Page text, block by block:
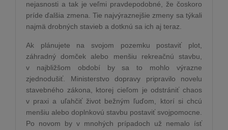
nejasnosti a tak je veľmi pravdepodobné, že čoskoro
príde ďalšia zmena. Tie najvýraznejšie zmeny sa týkali
najmä drobných stavieb a dotknú sa ich aj teraz.
Ak plánujete na svojom pozemku postaviť plot,
záhradný domček alebo menšiu rekreačnú stavbu,
v najbližšom období by sa to mohlo výrazne
zjednodušiť. Ministerstvo dopravy pripravilo novelu
stavebného zákona, ktorej cieľom je odstrániť chaos
v praxi a uľahčiť život bežným ľuďom, ktorí si chcú
menšiu alebo doplnkovú stavbu postaviť svojpomocne.
Po novom by v mnohých prípadoch už nemalo ísť